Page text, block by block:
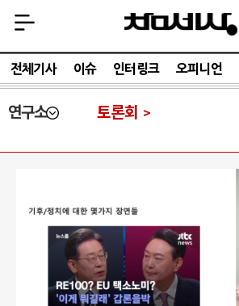
전체기사 이슈 인터링크 오피니언
연구소 토론회